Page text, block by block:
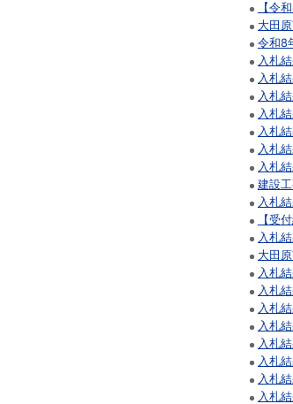
【令
大田
令和8
入札
入札
入札
入札
入札
入札
入札
建設
入札
【受
入札
大田
入札
入札
入札
入札
入札
入札
入札
入札